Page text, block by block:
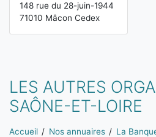
148 rue du 28-juin-1944
71010 Mâcon Cedex
LES AUTRES
SAÔNE-ET-LOIRE
Vous êtes ici:
Accueil Nos annuaires
La